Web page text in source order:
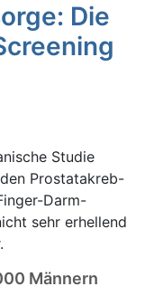
Die
Studie
Prostatakreb-
Darm-
sehr erhellend
Männern